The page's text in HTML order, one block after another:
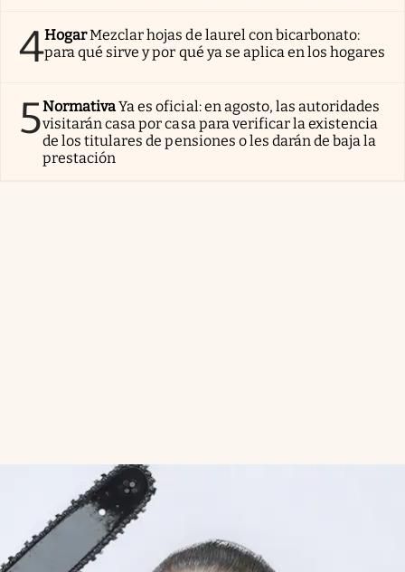
4HogarMezclar hojas de laurel con bicarbonato:
para qué sirve y por qué ya se aplica en los hogares
5NormativaYa es oficial: en agosto, las autoridades
visitarán casa por casa para verificar la existencia
de los titulares de pensiones o les darán de baja la
prestación